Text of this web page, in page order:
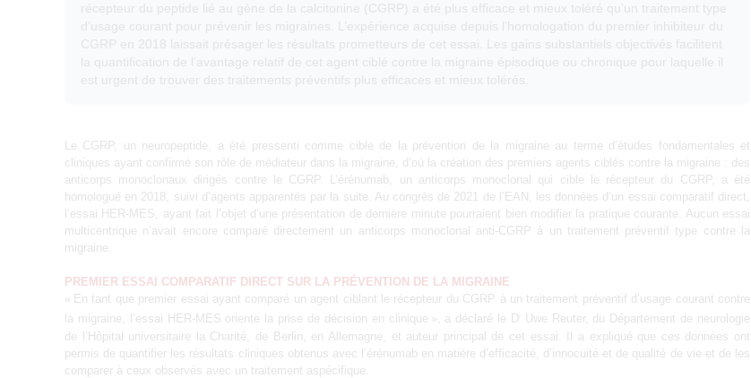
récepteur du peptide lié au gène de la calcitonine (CGRP) a été plus efficace et mieux toléré qu’un traitement type
d’usage courant pour prévenir les migraines. L’expérience acquise depuis l’homologation du premier inhibiteur du
CGRP en 2018 laissait présager les résultats prometteurs de cet essai. Les gains substantiels objectivés facilitent
la quantification de l’avantage relatif de cet agent ciblé contre la migraine épisodique ou chronique pour laquelle il
est urgent de trouver des traitements préventifs plus efficaces et mieux tolérés.
Le CGRP, un neuropeptide, a été pressenti comme cible de la prévention de la migraine au terme d’études fondamentales et
cliniques ayant confirmé son rôle de médiateur dans la migraine, d’où la création des premiers agents ciblés contre la migraine : des
anticorps monoclonaux dirigés contre le CGRP. L’érénumab, un anticorps monoclonal qui cible le récepteur du CGRP, a été
homologué en 2018, suivi d’agents apparentés par la suite. Au congrès de 2021 de l’EAN, les données d’un essai comparatif direct,
l’essai HER-MES, ayant fait l’objet d’une présentation de dernière minute pourraient bien modifier la pratique courante. Aucun essai
multicentrique n’avait encore comparé directement un anticorps monoclonal anti-CGRP à un traitement préventif type contre la
migraine.
PREMIER ESSAI COMPARATIF DIRECT SUR LA PRÉVENTION DE LA MIGRAINE
« En tant que premier essai ayant comparé un agent ciblant le récepteur du CGRP à un traitement préventif d’usage courant contre
la migraine, l’essai HER-MES oriente la prise de décision en clinique », a déclaré le D Uwe Reuter, du Département de neurologie
de l’Hôpital universitaire la Charité, de Berlin, en Allemagne, et auteur principal de cet essai. Il a expliqué que ces données ont
permis de quantifier les résultats cliniques obtenus avec l’érénumab en matière d’efficacité, d’innocuité et de qualité de vie et de les
comparer à ceux observés avec un traitement aspécifique.